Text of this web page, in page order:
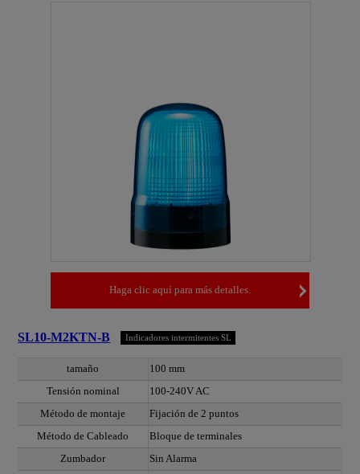
Haga clic aquí para más detalles.
SL10-M2KTN-B Indicadores intermitentes SL
tamaño
100 mm
Tensión nominal
100-240V AC
Método de montaje
Fijación de 2 puntos
Método de Cableado
Bloque de terminales
Zumbador
Sin Alarma